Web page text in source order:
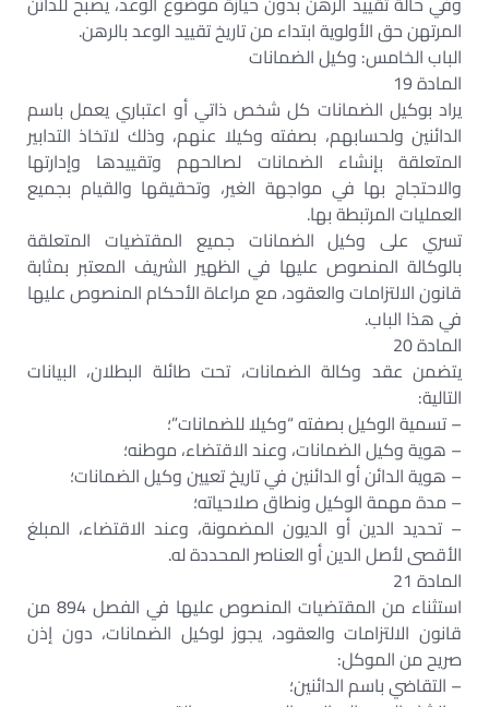
المرتهن حق الأولوية ابتداء من تاريخ تقييد الوعد بالرهن.
الباب الخامس: وكيل الضمانات
المادة 19
يراد بوكيل الضمانات كل شخص ذاتي أو اعتباري يعمل باسم
الدائنين ولحسابهم، بصفته وكيلا عنهم، وذلك لاتخاذ التدابير
المتعلقة بإنشاء الضمانات لصالحهم وتقييدها وإدارتها
والاحتجاج بها في مواجهة الغير، وتحقيقها والقيام بجميع
العمليات المرتبطة بها.
تسري على وكيل الضمانات جميع المقتضيات المتعلقة
بالوكالة المنصوص عليها في الظهير الشريف المعتبر بمثابة
قانون الالتزامات والعقود، مع مراعاة الأحكام المنصوص عليها
في هذا الباب.
المادة 20
يتضمن عقد وكالة الضمانات، تحت طائلة البطلان، البيانات
التالية:
– تسمية الوكيل بصفته “وكيلا للضمانات”؛
– هوية وكيل الضمانات، وعند الاقتضاء، موطنه؛
– هوية الدائن أو الدائنين في تاريخ تعيين وكيل الضمانات؛
– مدة مهمة الوكيل ونطاق صلاحياته؛
– تحديد الدين أو الديون المضمونة، وعند الاقتضاء، المبلغ
الأقصى لأصل الدين أو العناصر المحددة له.
المادة 21
استثناء من المقتضيات المنصوص عليها في الفصل 894 من
قانون الالتزامات والعقود، يجوز لوكيل الضمانات، دون إذن
صريح من الموكل:
– التقاضي باسم الدائنين؛